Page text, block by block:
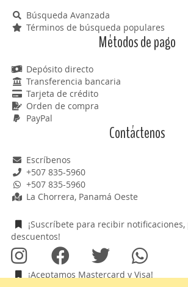
Búsqueda Avanzada
Términos de búsqueda populares
Métodos de pago
Depósito directo
Transferencia bancaria
Tarjeta de crédito
Orden de compra
PayPal
Contáctenos
Escríbenos
+507 835-5960
+507 835-5960
La Chorrera, Panamá Oeste
¡Suscríbete para recibir
descuentos!
¡Aceptamos Mastercard y Visa!